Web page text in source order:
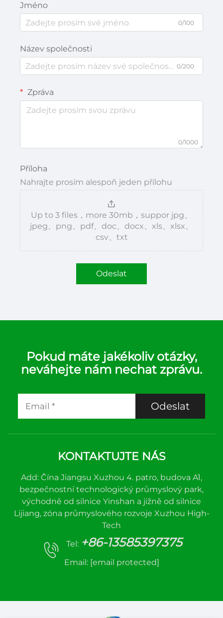
Jméno
0/100
Název společnosti
0/200
Zpráva
0/1000
Příloha
Nahrajte prosím alespoň jeden přílohu
Up to 3 files，more 30mb，suppor jpg、
jpeg、png、pdf、doc、docx、xls、xlsx、
csv、txt
Odeslat
Pokud máte jakékoliv otázky,
neváhejte nám nechat zprávu.
Odeslat
KONTAKTUJTE NÁS
Add: Čína Jiangsu Xuzhou 4. patro, budova A1,
bezpečnostní technologický průmyslový park,
východně od silnice Yinshan a jižně od silnice
Lijiang, zóna průmyslového rozvoje Xuzhou High-
Tech
Tel: +86-13585397375
Email: [email protected]